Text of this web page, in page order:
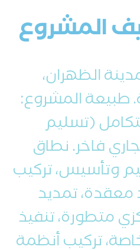
المشروع
الظهران،
طبيعة المشروع:
(تسليم
فاخر. نطاق
وتأسيس، تركيب
تمديد
متطورة، تنفيذ
تركيب أنظمة